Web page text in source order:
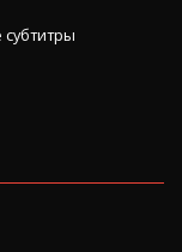
субтитры